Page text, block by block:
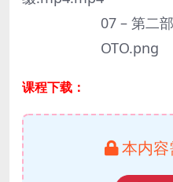
07 – 第二部
OTO.png
课程下载：
本内